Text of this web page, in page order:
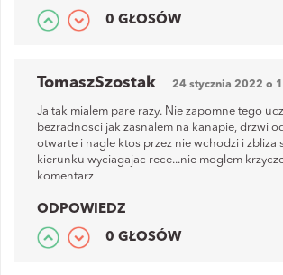
0 GŁOSÓW
TomaszSzostak 24 stycznia 2022 o
Ja tak mialem pare razy. Nie zapomne tego
bezradnosci jak zasnalem na kanapie, drzwi
otwarte i nagle ktos przez nie wchodzi i zbliza
kierunku wyciagajac rece...nie moglem
komentarz
ODPOWIEDZ
0 GŁOSÓW